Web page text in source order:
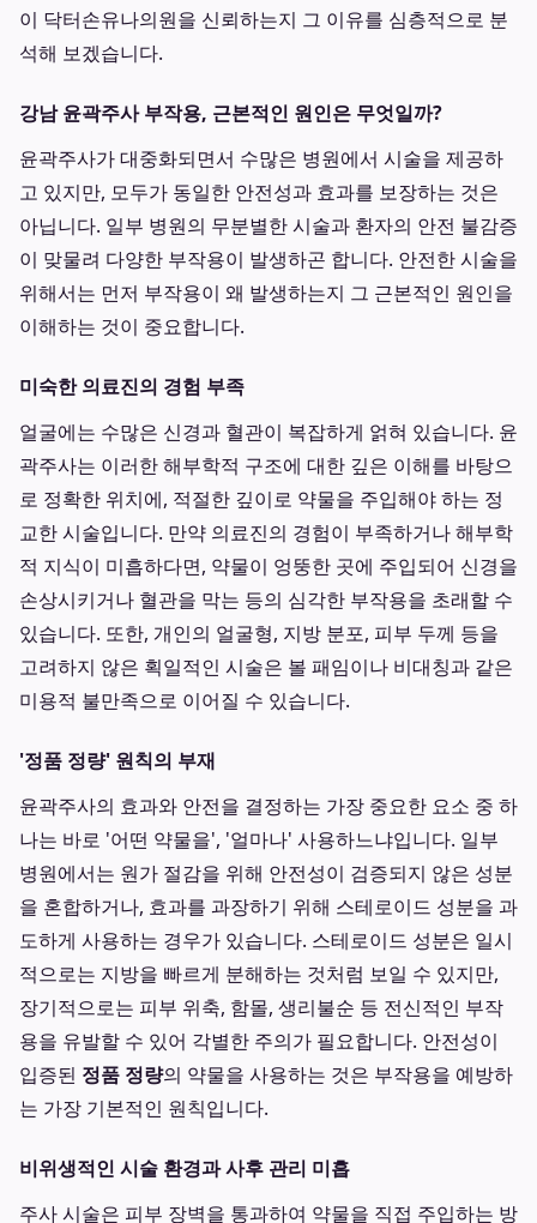
이 닥터손유나의원을 신뢰하는지 그 이유를 심층적으로 분
석해 보겠습니다.
강남 윤곽주사 부작용, 근본적인 원인은 무엇일까?
윤곽주사가 대중화되면서 수많은 병원에서 시술을 제공하
고 있지만, 모두가 동일한 안전성과 효과를 보장하는 것은
아닙니다. 일부 병원의 무분별한 시술과 환자의 안전 불감증
이 맞물려 다양한 부작용이 발생하곤 합니다. 안전한 시술을
위해서는 먼저 부작용이 왜 발생하는지 그 근본적인 원인을
이해하는 것이 중요합니다.
미숙한 의료진의 경험 부족
얼굴에는 수많은 신경과 혈관이 복잡하게 얽혀 있습니다. 윤
곽주사는 이러한 해부학적 구조에 대한 깊은 이해를 바탕으
로 정확한 위치에, 적절한 깊이로 약물을 주입해야 하는 정
교한 시술입니다. 만약 의료진의 경험이 부족하거나 해부학
적 지식이 미흡하다면, 약물이 엉뚱한 곳에 주입되어 신경을
손상시키거나 혈관을 막는 등의 심각한 부작용을 초래할 수
있습니다. 또한, 개인의 얼굴형, 지방 분포, 피부 두께 등을
고려하지 않은 획일적인 시술은 볼 패임이나 비대칭과 같은
미용적 불만족으로 이어질 수 있습니다.
'정품 정량' 원칙의 부재
윤곽주사의 효과와 안전을 결정하는 가장 중요한 요소 중 하
나는 바로 '어떤 약물을', '얼마나' 사용하느냐입니다. 일부
병원에서는 원가 절감을 위해 안전성이 검증되지 않은 성분
을 혼합하거나, 효과를 과장하기 위해 스테로이드 성분을 과
도하게 사용하는 경우가 있습니다. 스테로이드 성분은 일시
적으로는 지방을 빠르게 분해하는 것처럼 보일 수 있지만,
장기적으로는 피부 위축, 함몰, 생리불순 등 전신적인 부작
용을 유발할 수 있어 각별한 주의가 필요합니다. 안전성이
입증된 정품 정량의 약물을 사용하는 것은 부작용을 예방하
는 가장 기본적인 원칙입니다.
비위생적인 시술 환경과 사후 관리 미흡
주사 시술은 피부 장벽을 통과하여 약물을 직접 주입하는 방